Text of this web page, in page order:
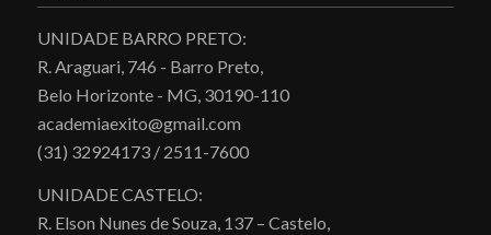
UNIDADE BARRO PRETO:
R. Araguari, 746 - Barro Preto,
Belo Horizonte - MG, 30190-110
academiaexito@gmail.com
(31) 32924173 / 2511-7600
UNIDADE CASTELO:
R. Elson Nunes de Souza, 137 – Castelo,